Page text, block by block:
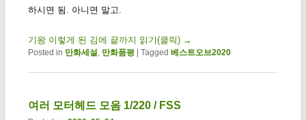
하시면 됨. 아니면 말고.
기왕 이렇게 된 김에 끝까지 읽기(클릭) →
Posted in 만화세설, 만화품평 | Tagged 베스트오브2020
여러 모터헤드 모음 1/220 / FSS